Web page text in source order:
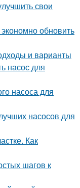
свои
обновить
и варианты
насос для
насоса для
насосов для
Как
шагов к